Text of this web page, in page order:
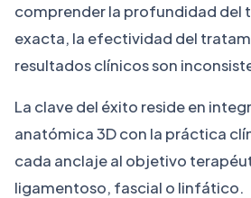
seca, acupuntura,
posturologia integrativa,
Hipopresivo de Marcel
Fisiopatología sistema
esquelético craneo
cervical y dolor facial de
Rocabado entre otros.
comprender la profundidad del
exacta, la efectividad del
resultados clínicos son
La clave del éxito reside en
anatómica 3D con la práctica
cada anclaje al objetivo
ligamentoso, fascial o linfático.